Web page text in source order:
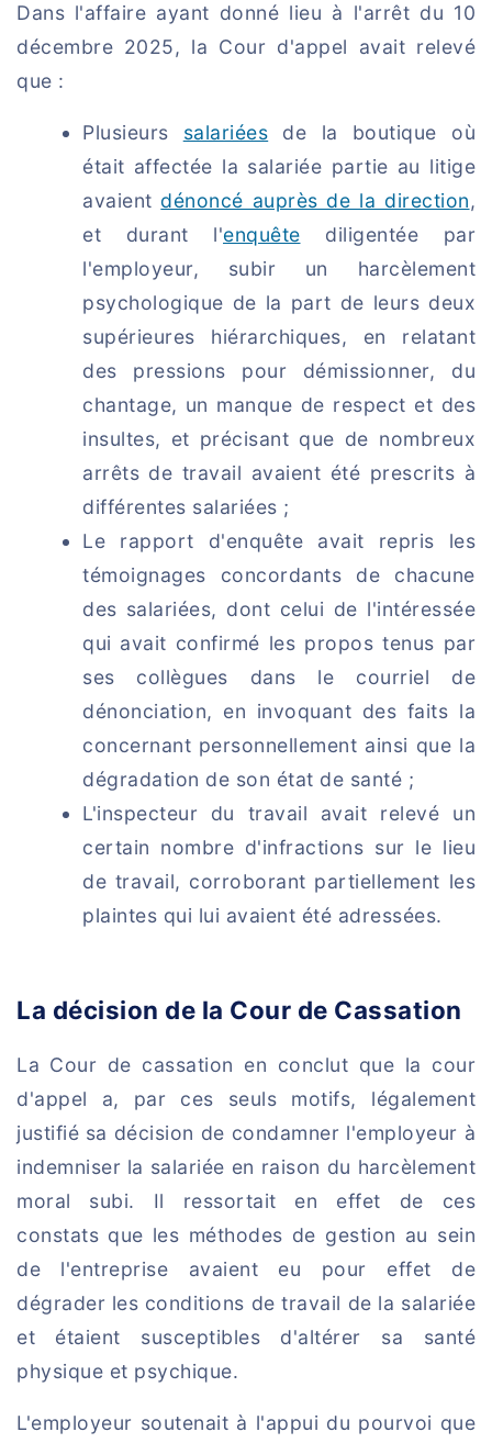
Dans l'affaire ayant donné lieu à l'arrêt du 10
décembre 2025, la Cour d'appel avait relevé
que :
Plusieurs salariées de la boutique où
était affectée la salariée partie au litige
avaient dénoncé auprès de la direction,
et durant l'enquête diligentée par
l'employeur, subir un harcèlement
psychologique de la part de leurs deux
supérieures hiérarchiques, en relatant
des pressions pour démissionner, du
chantage, un manque de respect et des
insultes, et précisant que de nombreux
arrêts de travail avaient été prescrits à
différentes salariées ;
Le rapport d'enquête avait repris les
témoignages concordants de chacune
des salariées, dont celui de l'intéressée
qui avait confirmé les propos tenus par
ses collègues dans le courriel de
dénonciation, en invoquant des faits la
concernant personnellement ainsi que la
dégradation de son état de santé ;
L'inspecteur du travail avait relevé un
certain nombre d'infractions sur le lieu
de travail, corroborant partiellement les
plaintes qui lui avaient été adressées.
La décision de la Cour de Cassation
La Cour de cassation en conclut que la cour
d'appel a, par ces seuls motifs, légalement
justifié sa décision de condamner l'employeur à
indemniser la salariée en raison du harcèlement
moral subi. Il ressortait en effet de ces
constats que les méthodes de gestion au sein
de l'entreprise avaient eu pour effet de
dégrader les conditions de travail de la salariée
et étaient susceptibles d'altérer sa santé
physique et psychique.
L'employeur soutenait à l'appui du pourvoi que